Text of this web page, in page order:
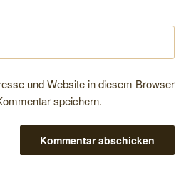
und Website in diesem Browser
speichern.